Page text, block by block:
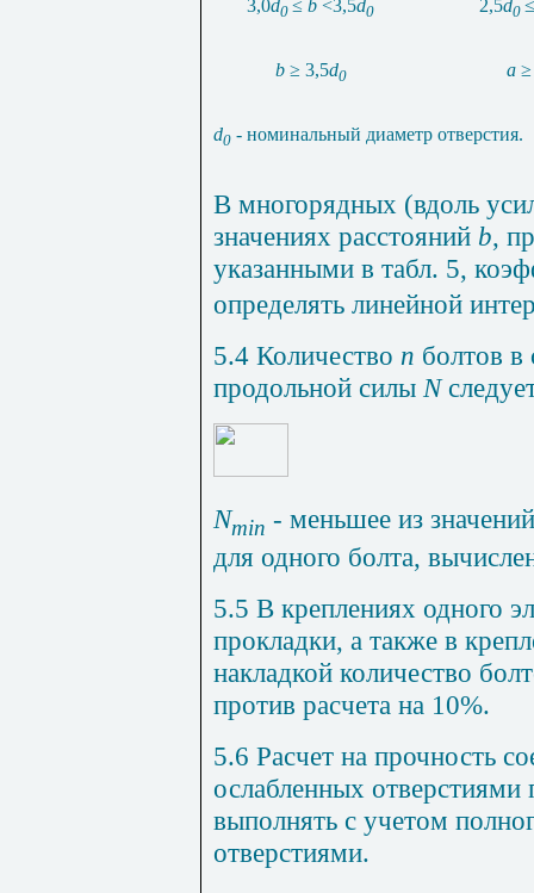
3,0d0 ≤ b <3,5d0 2,5d0
b ≥ 3,5d0 а
d0 - номинальный диаметр отверстия.
В многорядных (вдоль
значениях расстояний b,
указанными в табл. 5,
определять линейной
5.4 Количество n болтов в
продольной силы N
Nmin - меньшее из
для одного болта,
5.5 В креплениях одного
прокладки, а также в
накладкой количество
против расчета на 10%.
5.6 Расчет на прочность
ослабленных отверстиями
выполнять с учетом
отверстиями.